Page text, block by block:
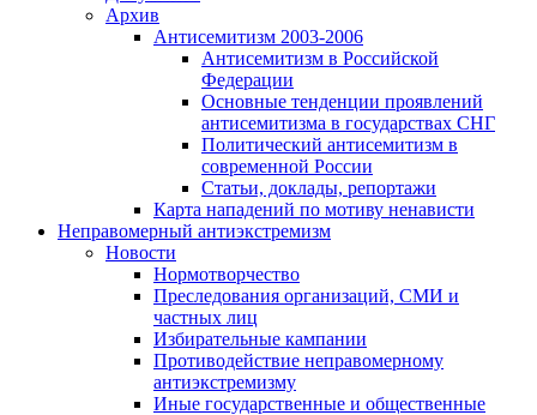
Архив
Антисемитизм 2003-2006
Антисемитизм в Российской
Федерации
Основные тенденции проявлений
антисемитизма в государствах СНГ
Политический антисемитизм в
современной России
Статьи, доклады, репортажи
Карта нападений по мотиву ненависти
Неправомерный антиэкстремизм
Новости
Нормотворчество
Преследования организаций, СМИ и
частных лиц
Избирательные кампании
Противодействие неправомерному
антиэкстремизму
Иные государственные и общественные